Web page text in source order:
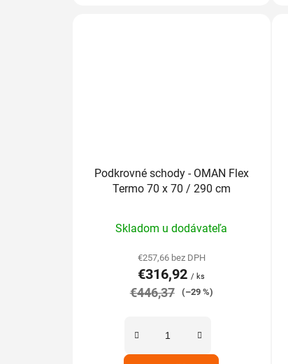
Podkrovné schody - OMAN Flex
Termo 70 x 70 / 290 cm
hodnotenie
produktu
je
5,0
Skladom u dodávateľa
€257,66 bez DPH
€316,92/ ks
€446,37 (–29 %)